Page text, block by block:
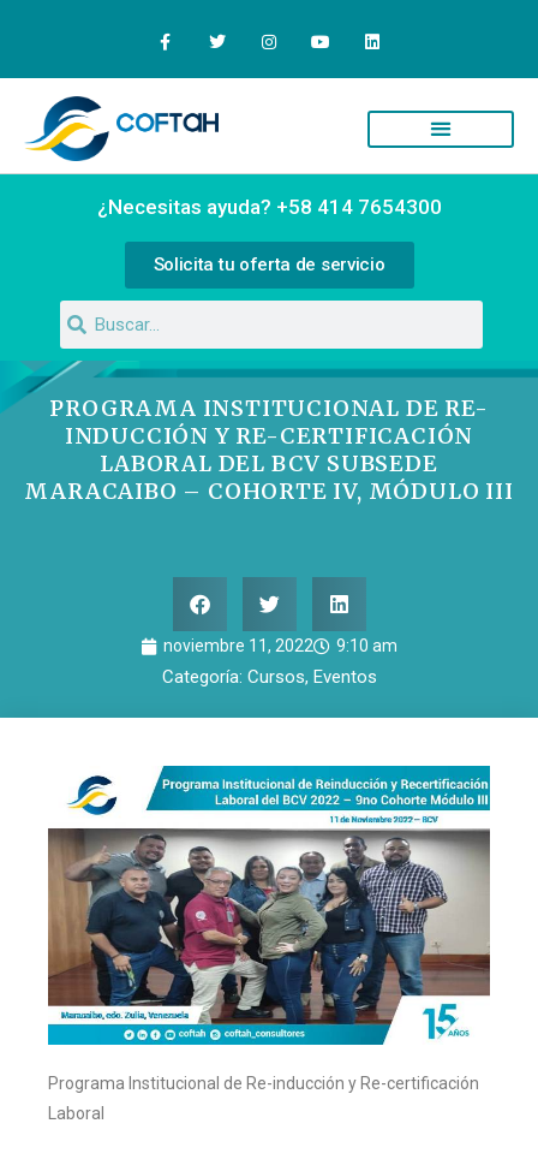
¿Necesitas ayuda? +58 414 7654300
Solicita tu oferta de servicio
PROGRAMA INSTITUCIONAL DE RE-
INDUCCIÓN Y RE-CERTIFICACIÓN
LABORAL DEL BCV SUBSEDE
MARACAIBO – COHORTE IV, MÓDULO III
noviembre 11, 2022 9:10 am
Categoría: Cursos, Eventos
Programa Institucional de Re-inducción y Re-certificación
Laboral